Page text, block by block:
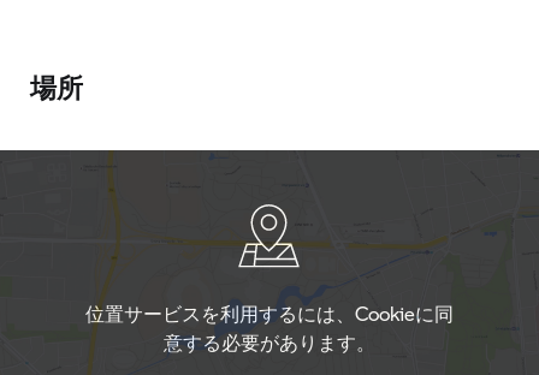
場所
位置サービスを利用するには、Cookieに同
意する必要があります。